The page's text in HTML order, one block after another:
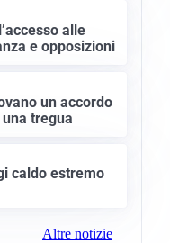
alle
e opposizioni
un accordo
tregua
caldo estremo
Altre notizie